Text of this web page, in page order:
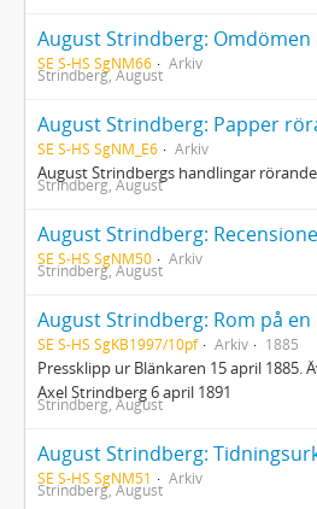
SE S-HS SgNM66 Arkiv
Strindberg, August
SE S-HS SgNM_E6 Arkiv
August Strindbergs handlingar
Strindberg, August
August Strindberg:
SE S-HS SgNM50 Arkiv
Strindberg, August
August Strindberg: Rom på en
SE S-HS SgKB1997/10pf Arkiv 1885
Pressklipp ur Blänkaren 15 april 1885.
Axel Strindberg 6 april 1891
Strindberg, August
SE S-HS SgNM51 Arkiv
Strindberg, August